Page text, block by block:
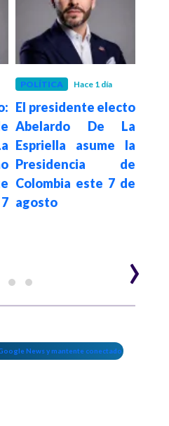
POLÍTICA Hace 1 día
El presidente electo
Abelardo De La
Espriella asume la
Presidencia de
Colombia este 7 de
agosto
›
News y mantente conectado